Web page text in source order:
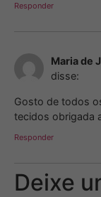
Responder
Maria de
disse:
Gosto de todos
tecidos obrigada
Responder
Deixe